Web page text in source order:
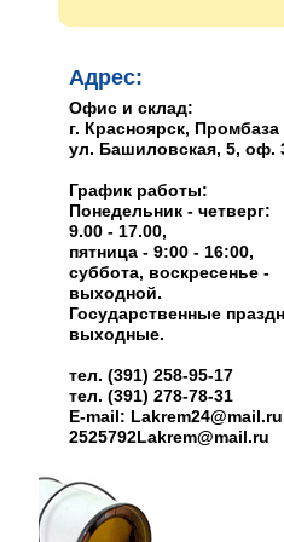
Адрес:
Офис и склад:
г. Красноярск, Промбаза
ул. Башиловская, 5, оф.
График работы:
Понедельник - четверг:
9.00 - 17.00,
пятница - 9:00 - 16:00,
суббота, воскресенье -
выходной.
Государственные
выходные.
тел. (391) 258-95-17
тел. (391) 278-78-31
E-mail: Lakrem24@mail.ru
2525792Lakrem@mail.ru